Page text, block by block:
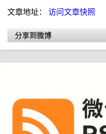
文章地址： 访问文章快照
分享到微博